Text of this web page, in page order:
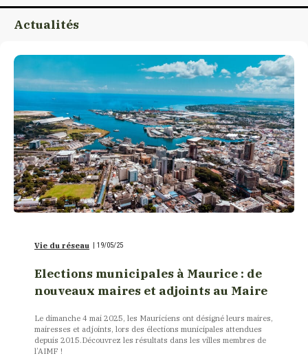
Actualités
Vie du réseau | 19/05/25
Elections municipales à Maurice : de
nouveaux maires et adjoints au Maire
Le dimanche 4 mai 2025, les Mauriciens ont désigné leurs maires,
mairesses et adjoints, lors des élections municipales attendues
depuis 2015.Découvrez les résultats dans les villes membres de
l’AIMF !